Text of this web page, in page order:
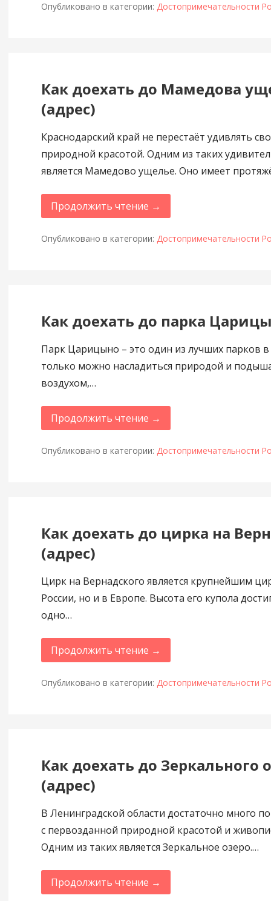
Опубликовано в категории: Достопримечательности
Как доехать до Мамедова
(адрес)
Краснодарский край не перестаёт удивлять
природной красотой. Одним из таких
является Мамедово ущелье. Оно имеет
Продолжить чтение →
Опубликовано в категории: Достопримечательности
Как доехать до парка
Парк Царицыно – это один из лучших парков в
только можно насладиться природой и
воздухом,…
Продолжить чтение →
Опубликовано в категории: Достопримечательности
Как доехать до цирка на
(адрес)
Цирк на Вернадского является крупнейшим
России, но и в Европе. Высота его купола
одно…
Продолжить чтение →
Опубликовано в категории: Достопримечательности
Как доехать до Зеркального
(адрес)
В Ленинградской области достаточно много
с первозданной природной красотой и
Одним из таких является Зеркальное озеро.…
Продолжить чтение →